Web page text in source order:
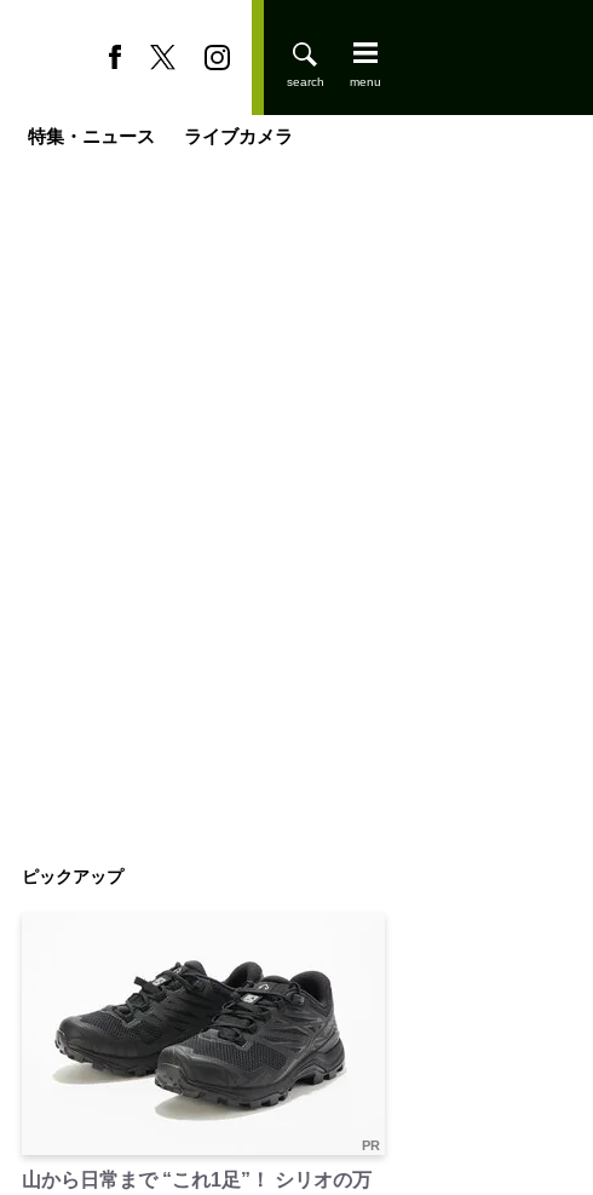
特集・ニュース ライブカメラ
ピックアップ
PR
山から日常まで “これ1足”！ シリオの万